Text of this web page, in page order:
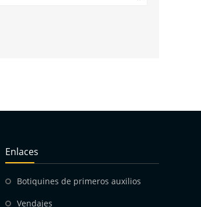
Enlaces
Botiquines de primeros auxilios
Vendajes